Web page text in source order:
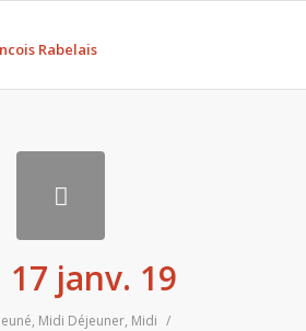
17 janv. 19
, Midi Déjeuner, Midi /